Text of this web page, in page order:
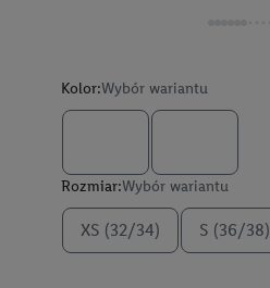
Kolor:Wybór wariantu
Rozmiar:Wybór wariantu
XS (32/34) S (36/38)